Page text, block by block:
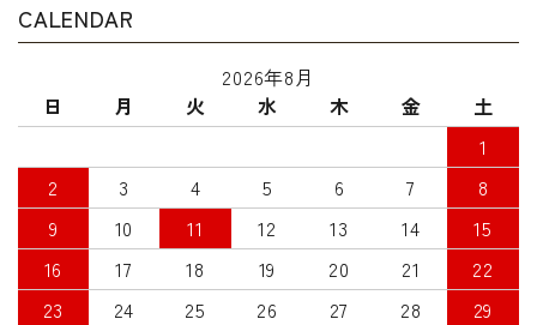
CALENDAR
2026年8月
日
月 火 水 木 金
土
1
2
3 4 5 6 7
8
9
10 11 12 13 14
15
16
17 18 19 20 21
22
23
24 25 26 27 28
29